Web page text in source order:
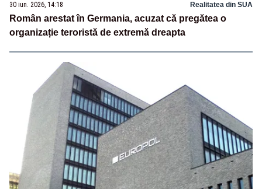
30 iun. 2026, 14:18 Realitatea din SUA
Român arestat în Germania, acuzat că pregătea o
organizație teroristă de extremă dreapta